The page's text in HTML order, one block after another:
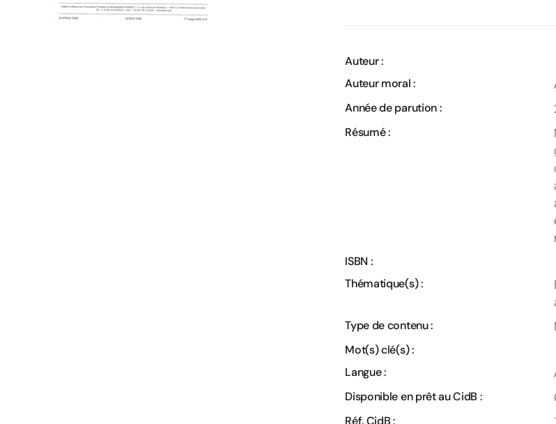
Auteur :
Auteur moral :
Année de parution :
Résumé :
ISBN :
Thématique(s) :
Type de contenu :
Mot(s) clé(s) :
Langue :
Disponible en prêt au CidB :
Réf. CidB :